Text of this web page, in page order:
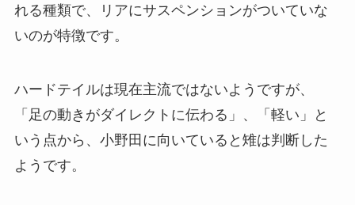
れる種類で、リアにサスペンションがついていな
いのが特徴です。
ハードテイルは現在主流ではないようですが、
「足の動きがダイレクトに伝わる」、「軽い」と
いう点から、小野田に向いていると雉は判断した
ようです。